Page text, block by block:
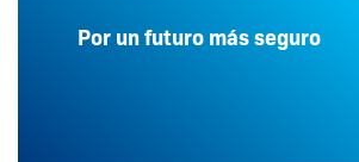
Por un futuro más seguro